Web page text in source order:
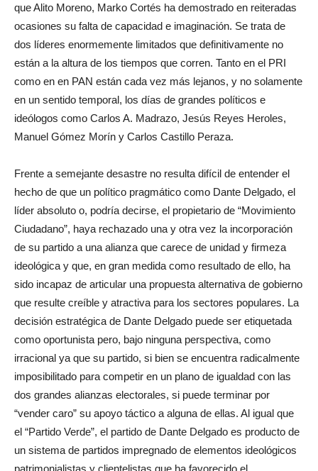
que Alito Moreno, Marko Cortés ha demostrado en reiteradas
ocasiones su falta de capacidad e imaginación. Se trata de
dos líderes enormemente limitados que definitivamente no
están a la altura de los tiempos que corren. Tanto en el PRI
como en en PAN están cada vez más lejanos, y no solamente
en un sentido temporal, los días de grandes políticos e
ideólogos como Carlos A. Madrazo, Jesús Reyes Heroles,
Manuel Gómez Morín y Carlos Castillo Peraza.
Frente a semejante desastre no resulta difícil de entender el
hecho de que un político pragmático como Dante Delgado, el
líder absoluto o, podría decirse, el propietario de “Movimiento
Ciudadano”, haya rechazado una y otra vez la incorporación
de su partido a una alianza que carece de unidad y firmeza
ideológica y que, en gran medida como resultado de ello, ha
sido incapaz de articular una propuesta alternativa de gobierno
que resulte creíble y atractiva para los sectores populares. La
decisión estratégica de Dante Delgado puede ser etiquetada
como oportunista pero, bajo ninguna perspectiva, como
irracional ya que su partido, si bien se encuentra radicalmente
imposibilitado para competir en un plano de igualdad con las
dos grandes alianzas electorales, si puede terminar por
“vender caro” su apoyo táctico a alguna de ellas. Al igual que
el “Partido Verde”, el partido de Dante Delgado es producto de
un sistema de partidos impregnado de elementos ideológicos
patrimonialistas y clientelistas que ha favorecido el